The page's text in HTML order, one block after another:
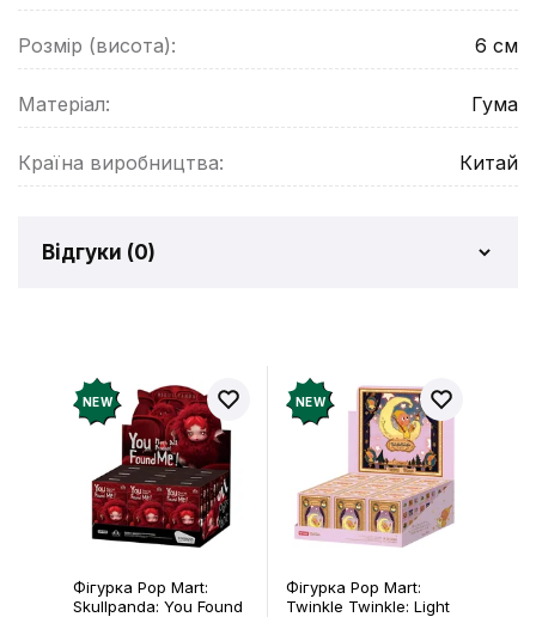
Розмір (висота): 6 см
Матеріал: Гума
Країна виробництва: Китай
Відгуки (0)
Додайте відгук і отримайте 50 грн на свій
рахунок
Залишити відгук
NEW
Фігурка Pop Mart:
Skullpanda: You Found
NEW
Фігурка Pop Mart:
Twinkle Twinkle: Light